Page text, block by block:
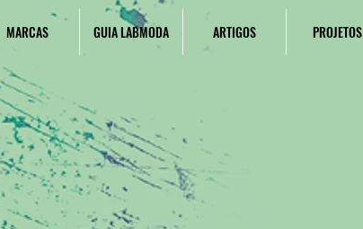
MARCAS GUIA LABMODA ARTIGOS PROJETOS